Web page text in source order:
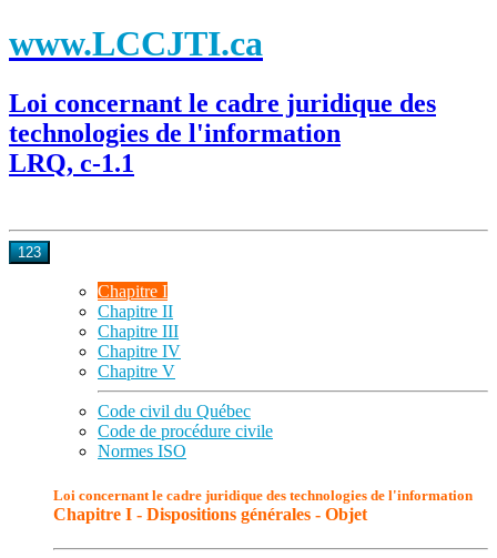
www.LCCJTI.ca
Loi concernant le cadre juridique des
technologies de l'information
LRQ, c-1.1
123
Chapitre I
Chapitre II
Chapitre III
Chapitre IV
Chapitre V
Code civil du Québec
Code de procédure civile
Normes ISO
Loi concernant le cadre juridique des technologies de l'information
Chapitre I - Dispositions générales - Objet